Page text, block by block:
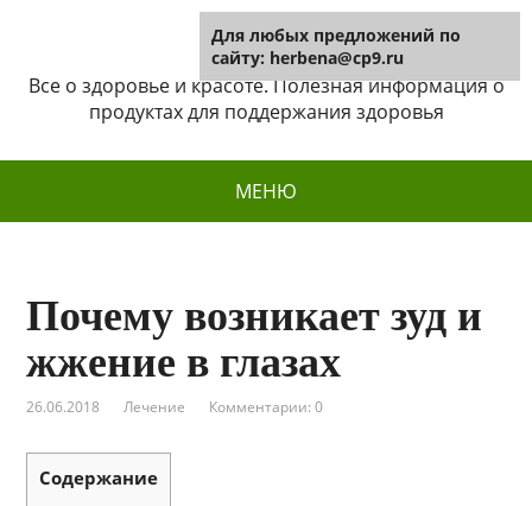
Herbena
Все о здоровье и красоте. Полезная информация о
продуктах для поддержания здоровья
МЕНЮ
Почему возникает зуд и
жжение в глазах
26.06.2018 Лечение Комментарии: 0
Содержание
Для любых предложений по
сайту: herbena@cp9.ru